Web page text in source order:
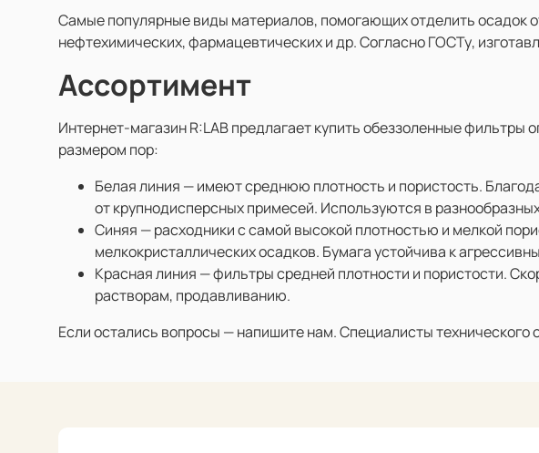
Самые популярные виды материалов, помогающих отделить осадок
нефтехимических, фармацевтических и др. Согласно ГОСТу,
Ассортимент
Интернет-магазин R:LAB предлагает купить обеззоленные
размером пор:
Белая линия — имеют среднюю плотность и пористость.
от крупнодисперсных примесей. Используются в
Синяя — расходники с самой высокой плотностью и мелкой
мелкокристаллических осадков. Бумага устойчива к
Красная линия — фильтры средней плотности и пористости.
растворам, продавливанию.
Если остались вопросы — напишите нам. Специалисты